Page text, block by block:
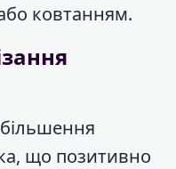
ковтанням.
що позитивно